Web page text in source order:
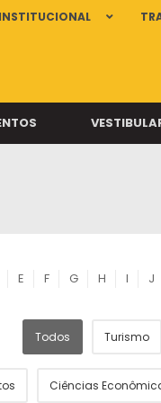
INSTITUCIONAL
E F G H I J
Todos Turismo
Ciências